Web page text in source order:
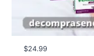
$24.99